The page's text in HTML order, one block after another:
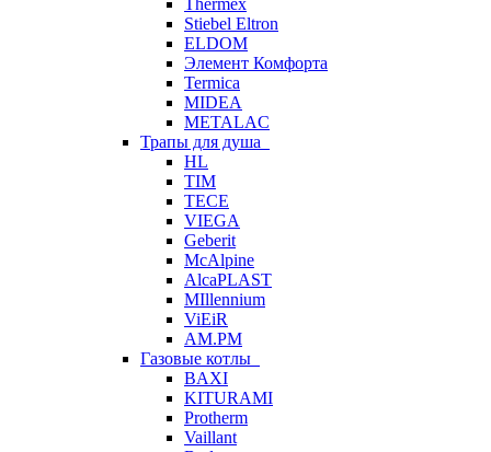
Thermex
Stiebel Eltron
ELDOM
Элемент Комфорта
Termica
MIDEA
METALAC
Трапы для душа
HL
TIM
TECE
VIEGA
Geberit
McAlpine
AlcaPLAST
MIllennium
ViEiR
AM.PM
Газовые котлы
BAXI
KITURAMI
Protherm
Vaillant